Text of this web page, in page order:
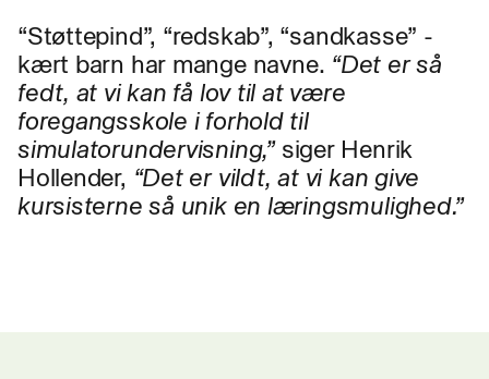
“Støttepind”, “redskab”, “sandkasse” -
kært barn har mange navne. “Det er så
fedt, at vi kan få lov til at være
foregangsskole i forhold til
simulatorundervisning,” siger Henrik
Hollender, “Det er vildt, at vi kan give
kursisterne så unik en læringsmulighed.”